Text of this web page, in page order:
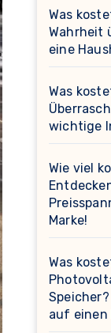
Was
Wahrheit
eine
Was
wichtige
Wie viel
Marke!
Was
auf einen